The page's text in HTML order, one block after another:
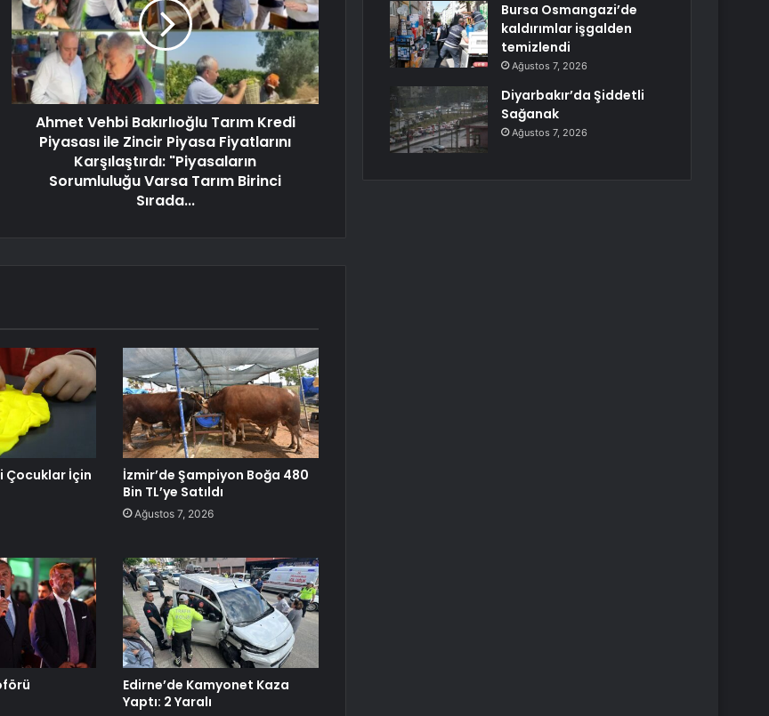
Ahmet Vehbi Bakırlıoğlu Tarım Kredi
Piyasası ile Zincir Piyasa Fiyatlarını
Karşılaştırdı: "Piyasaların
Sorumluluğu Varsa Tarım Birinci
Sırada...
Çocuklar İçin
İzmir’de Şampiyon Boğa 480
Bin TL’ye Satıldı
Ağustos 7, 2026
Edirne’de Kamyonet Kaza
Yaptı: 2 Yaralı
Bursa Osmangazi’de
kaldırımlar işgalden
temizlendi
Ağustos 7, 2026
Diyarbakır’da Şiddetli
Sağanak
Ağustos 7, 2026